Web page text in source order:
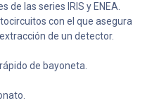
las series IRIS y ENEA.
con el que asegura
de un detector.
de bayoneta.